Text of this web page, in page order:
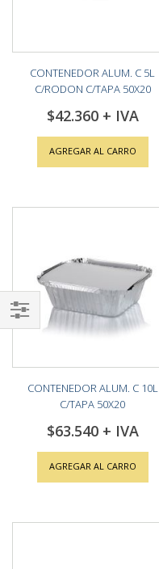
CONTENEDOR ALUM. C 5L
C/RODON C/TAPA 50X20
$42.360
AGREGAR AL CARRO
CONTENEDOR ALUM. C 10L
C/TAPA 50X20
$63.540
AGREGAR AL CARRO
Shop